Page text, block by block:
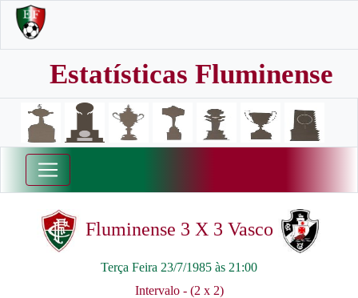
Estatísticas Fluminense
Fluminense 3 X 3 Vasco
Terça Feira 23/7/1985 às 21:00
Intervalo - (2 x 2)